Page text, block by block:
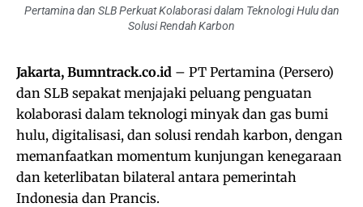
Pertamina dan SLB Perkuat Kolaborasi dalam Teknologi Hulu dan
Solusi Rendah Karbon
Jakarta, Bumntrack.co.id – PT Pertamina (Persero)
dan SLB sepakat menjajaki peluang penguatan
kolaborasi dalam teknologi minyak dan gas bumi
hulu, digitalisasi, dan solusi rendah karbon, dengan
memanfaatkan momentum kunjungan kenegaraan
dan keterlibatan bilateral antara pemerintah
Indonesia dan Prancis.